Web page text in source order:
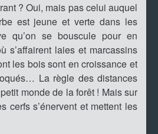
? Oui, mais pas celui auquel
est jeune et verte dans les
qu’on se bouscule pour en
s’affairent laies et marcassins
les bois sont en croissance et
La règle des distances
monde de la forêt ! Mais sur
cerfs s’énervent et mettent les